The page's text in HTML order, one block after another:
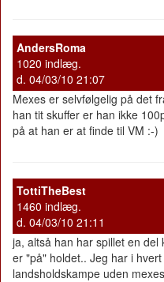
AndersRoma
1020 indlæg.
d. 04/03/10 21:07
Mexes er selvfølgelig på det
han tit skuffer er han ikke
på at han er at finde til VM :-)
TottiTheBest
1460 indlæg.
d. 04/03/10 21:11
ja, altså han har spillet en
er "på" holdet.. Jeg har i
landsholdskampe uden